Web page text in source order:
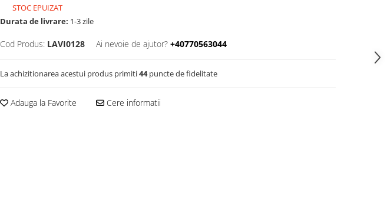
STOC EPUIZAT
Durata de livrare: 1-3 zile
Cod Produs: LAVI0128 Ai nevoie de ajutor? +40770563044
La achizitionarea acestui produs primiti44puncte de fidelitate
Adauga la Favorite Cere informatii